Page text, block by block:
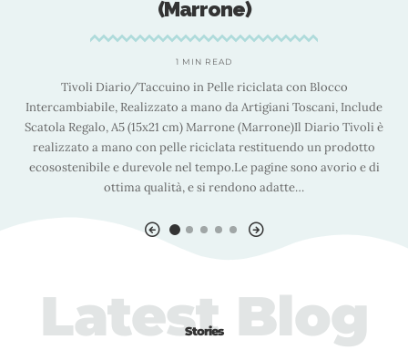
(Marrone)
1 MIN READ
Tivoli Diario/Taccuino in Pelle riciclata con Blocco
Intercambiabile, Realizzato a mano da Artigiani Toscani, Include
Scatola Regalo, A5 (15x21 cm) Marrone (Marrone)Il Diario Tivoli è
realizzato a mano con pelle riciclata restituendo un prodotto
ecosostenibile e durevole nel tempo.Le pagine sono avorio e di
ottima qualità, e si rendono adatte…
Stories
Latest Blog